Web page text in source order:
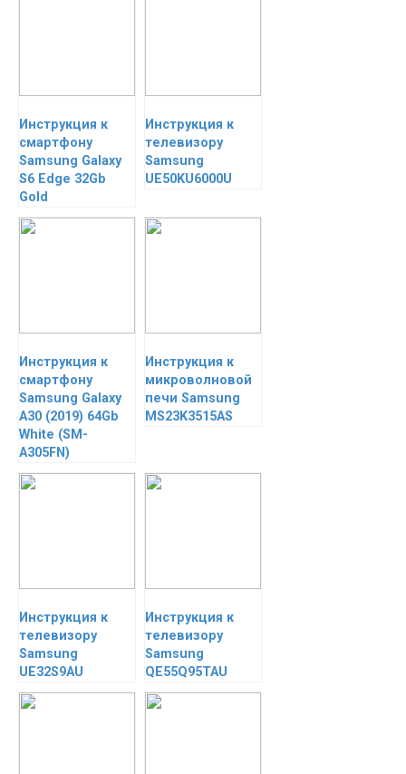
Инструкция к
смартфону
Samsung Galaxy
S6 Edge 32Gb
Gold
Инструкция к
телевизору
Samsung
UE50KU6000U
Инструкция к
смартфону
Samsung Galaxy
A30 (2019) 64Gb
White (SM-
A305FN)
Инструкция к
микроволновой
печи Samsung
MS23K3515AS
Инструкция к
телевизору
Samsung
UE32S9AU
Инструкция к
телевизору
Samsung
QE55Q95TAU